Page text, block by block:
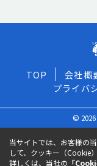
TOP 会社概
プライバ
© 2026
当サイトでは、お客様の
して、クッキー（Cookie
詳しくは、当社の 「